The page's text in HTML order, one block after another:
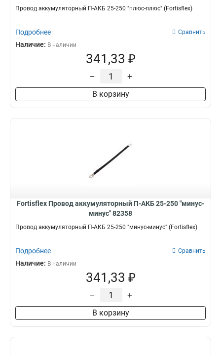
Провод аккумуляторный П-АКБ 25-250 "плюс-плюс" (Fortisflex)
Подробнее Сравнить
Наличие: В наличии
341,33 ₽
– +
В корзину
Fortisflex Провод аккумуляторный П-АКБ 25-250 "минус-
минус" 82358
Провод аккумуляторный П-АКБ 25-250 "минус-минус" (Fortisflex)
Подробнее Сравнить
Наличие: В наличии
341,33 ₽
– +
В корзину